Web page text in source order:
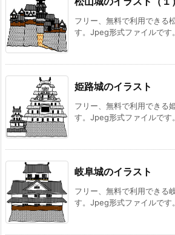
フリー、無料で利用できる
す。Jpeg形式ファイルです
姫路城のイラスト
フリー、無料で利用できる
す。Jpeg形式ファイルです
岐阜城のイラスト
フリー、無料で利用できる
す。Jpeg形式ファイルです